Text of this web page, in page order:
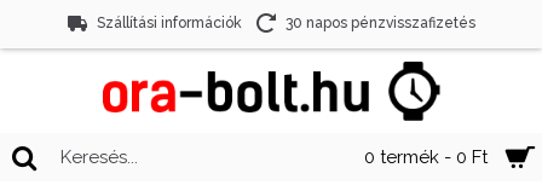
Szállítási információk 30 napos pénzvisszafizetés
0 termék - 0 Ft